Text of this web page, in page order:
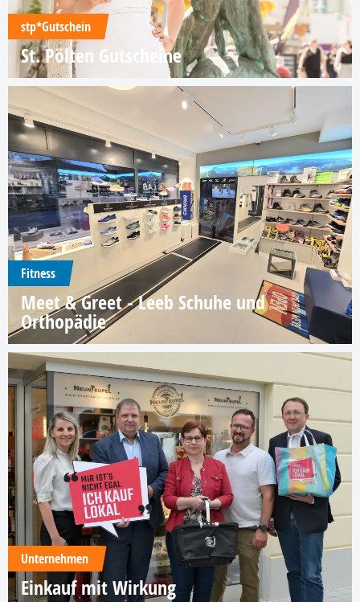
stp*Gutschein
St. Pölten Gutscheine
Fitness
Meet & Greet - Leeb Schuhe und
Orthopädie
Unternehmen
Einkauf mit Wirkung